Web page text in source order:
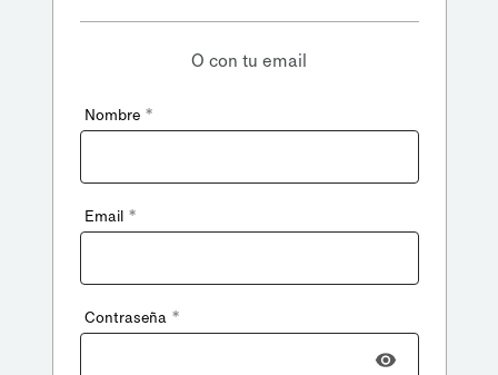
O con tu email
Nombre *
Email *
Contraseña *